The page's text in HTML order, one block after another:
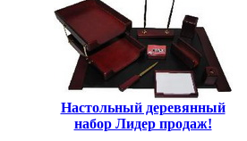
Настольный деревянный
набор Лидер продаж!